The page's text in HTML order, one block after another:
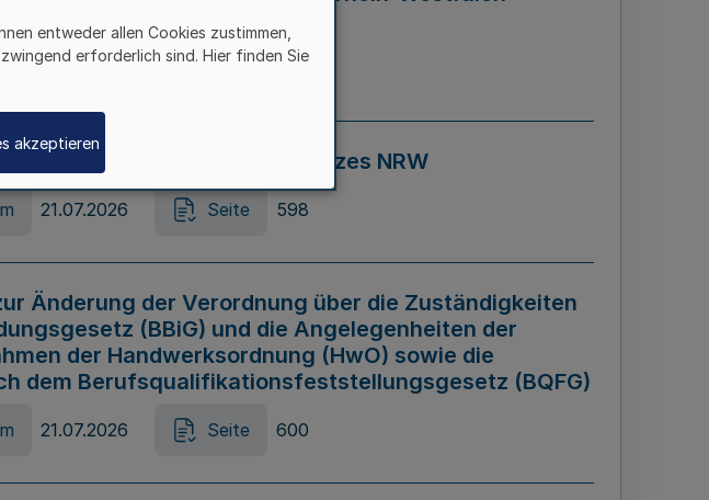
– LADG NRW)
21.07.2026 Seite 595
des Online-Casinospiel Gesetzes NRW
21.07.2026 Seite 598
Änderung der Verordnung über die Zuständigkeiten
(BBiG) und die Angelegenheiten der
der Handwerksordnung (HwO) sowie die
dem Berufsqualifikationsfeststellungsgesetz (BQFG)
21.07.2026 Seite 600
entweder allen Cookies zustimmen,
erforderlich sind. Hier finden Sie
akzeptieren